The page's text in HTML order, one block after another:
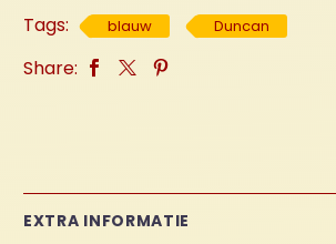
Tags:
blauw Duncan
Share:
EXTRA INFORMATIE